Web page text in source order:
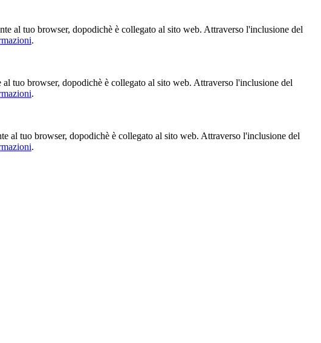
al tuo browser, dopodichè è collegato al sito web. Attraverso l'inclusione del
.
tuo browser, dopodichè è collegato al sito web. Attraverso l'inclusione del
.
tuo browser, dopodichè è collegato al sito web. Attraverso l'inclusione del
.